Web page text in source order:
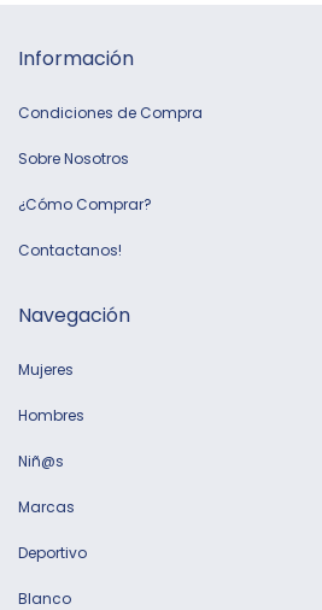
Información
Condiciones de Compra
Sobre Nosotros
¿Cómo Comprar?
Contactanos!
Navegación
Mujeres
Hombres
Niñ@s
Marcas
Deportivo
Blanco